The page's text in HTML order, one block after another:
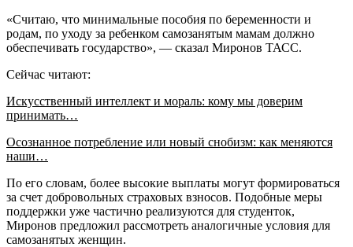
«Считаю, что минимальные пособия по беременности и
родам, по уходу за ребенком самозанятым мамам должно
обеспечивать государство», — сказал Миронов ТАСС.
Сейчас читают:
Искусственный интеллект и мораль: кому мы доверим
принимать…
Осознанное потребление или новый снобизм: как меняются
наши…
По его словам, более высокие выплаты могут формироваться
за счет добровольных страховых взносов. Подобные меры
поддержки уже частично реализуются для студенток,
Миронов предложил рассмотреть аналогичные условия для
самозанятых женщин.